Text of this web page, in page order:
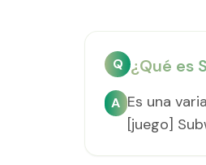
Q ¿Qué es
A Es una
[juego]